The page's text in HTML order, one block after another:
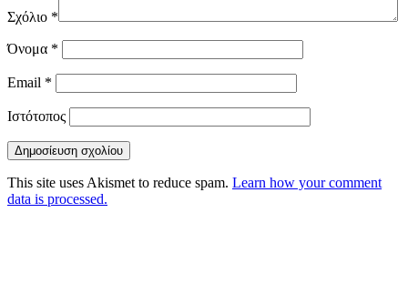
Σχόλιο *
Όνομα *
Email *
Ιστότοπος
This site uses Akismet to reduce spam. Learn how your comment
data is processed.